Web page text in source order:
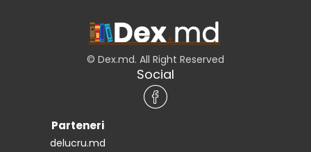
© Dex.md. All Right Reserved
Social
Parteneri
delucru.md